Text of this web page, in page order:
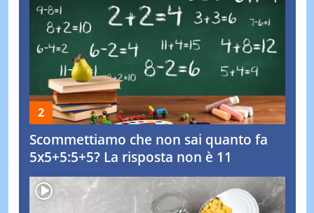
Scommettiamo che non sai quanto fa
5x5+5:5+5? La risposta non è 11